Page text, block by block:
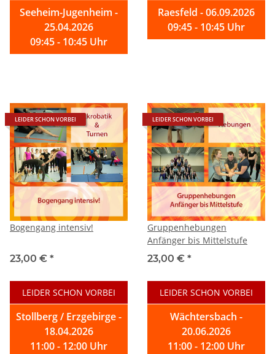
Seeheim-Jugenheim -
25.04.2026
09:45 - 10:45 Uhr
Raesfeld - 06.09.2026
09:45 - 10:45 Uhr
LEIDER SCHON VORBEI
Bogengang intensiv!
23,00 € *
LEIDER SCHON VORBEI
Stollberg / Erzgebirge -
18.04.2026
11:00 - 12:00 Uhr
LEIDER SCHON VORBEI
Gruppenhebungen
Anfänger bis Mittelstufe
23,00 € *
LEIDER SCHON VORBEI
Wächtersbach -
20.06.2026
11:00 - 12:00 Uhr